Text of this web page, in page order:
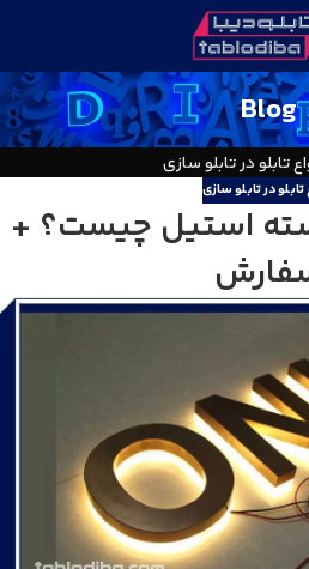
Blog
تابلو در تابلو سازی
تابلو در تابلو سازی
استیل چیست؟ +